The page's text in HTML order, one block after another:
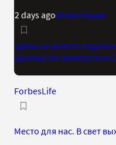
2 days agoИнвестиции
Цены на золото
данных по занятости в
ForbesLife
Место для нас. В свет